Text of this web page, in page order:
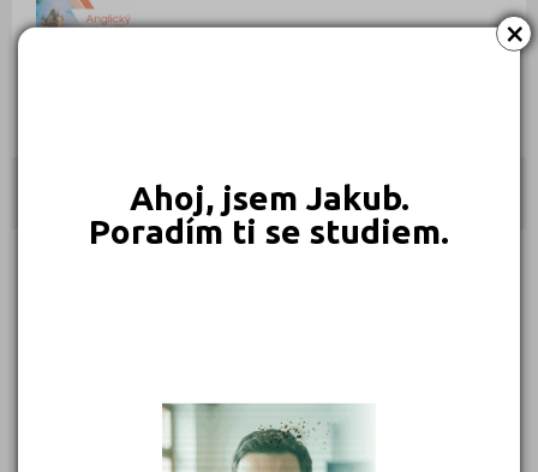
×
Ahoj, jsem Jakub.
Poradím ti se studiem.
Zobrazení detailu: 9 902, vyhledáno: 566 332
Zobrazení detailu tento měsíc: 0,